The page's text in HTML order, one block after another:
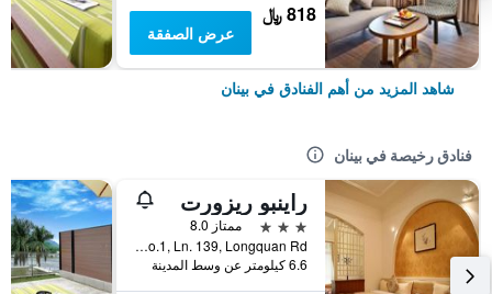
818 ﷼
عرض الصفقة
شاهد المزيد من أهم الفنادق في بينان
فنادق رخيصة في بينان
راينبو ريزورت
3 نجوم
ممتاز 8.0
No.1, Ln. 139, Longquan Rd, بينان, تايوان
6.6 كيلومتر عن وسط المدينة